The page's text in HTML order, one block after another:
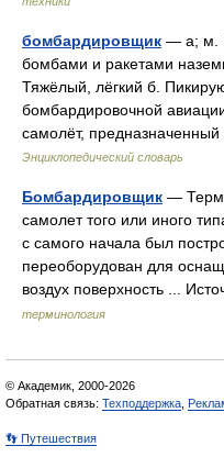
бомбардировщик — а; м.
бомбами и ракетами
Тяжёлый, лёгкий б.
бомбардировочной
самолёт,
Энциклопедический словарь
Бомбардировщик —
самолет того или иного
с самого начала был
переоборудован для
воздух поверхность ...
терминология
© Академик, 2000-2026
Обратная связь: Техподдержка
👣 Путешествия